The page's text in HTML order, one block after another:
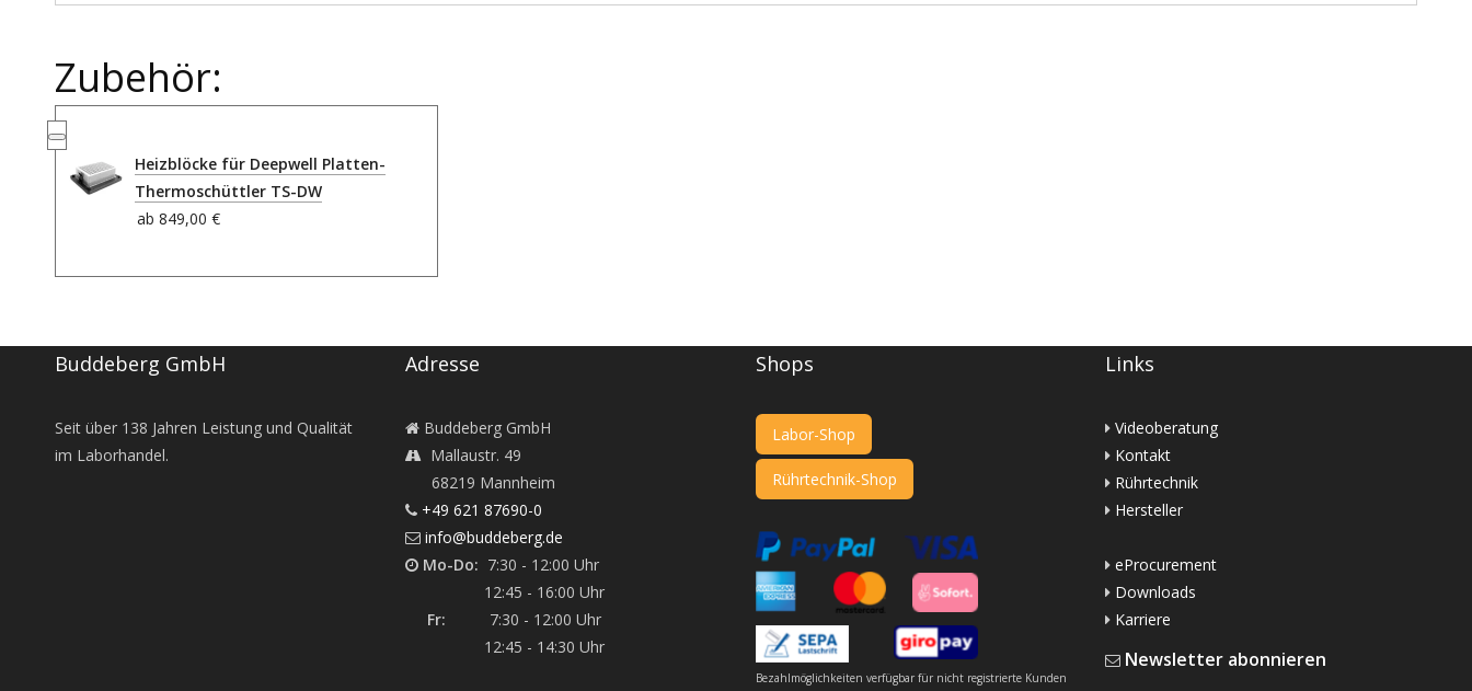
Zubehör:
Heizblöcke für Deepwell Platten-
Thermoschüttler TS-DW
ab 849,00 €
Buddeberg GmbH
Seit über 138 Jahren Leistung und Qualität
im Laborhandel.
Adresse
Buddeberg GmbH
Mallaustr. 49
68219 Mannheim
+49 621 87690-0
info@buddeberg.de
Mo-Do: 7:30 - 12:00 Uhr
12:45 - 16:00 Uhr
Fr: 7:30 - 12:00 Uhr
12:45 - 14:30 Uhr
Shops
Labor-Shop
Rührtechnik-Shop
Bezahlmöglichkeiten verfügbar für nicht registrierte Kunden
Links
Videoberatung
Kontakt
Rührtechnik
Hersteller
eProcurement
Downloads
Karriere
Newsletter abonnieren